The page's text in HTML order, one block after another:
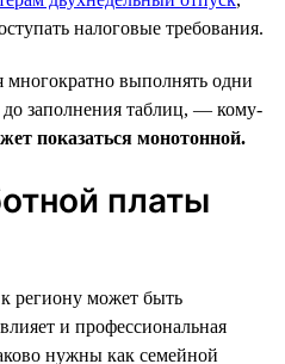
налоговые требования.
многократно выполнять одни
заполнения таблиц, — кому-
показаться монотонной.
платы
региону может быть
и профессиональная
нужны как семейной